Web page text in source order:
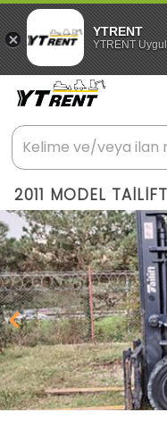
YTRENT
YTRENT
2011 MODEL